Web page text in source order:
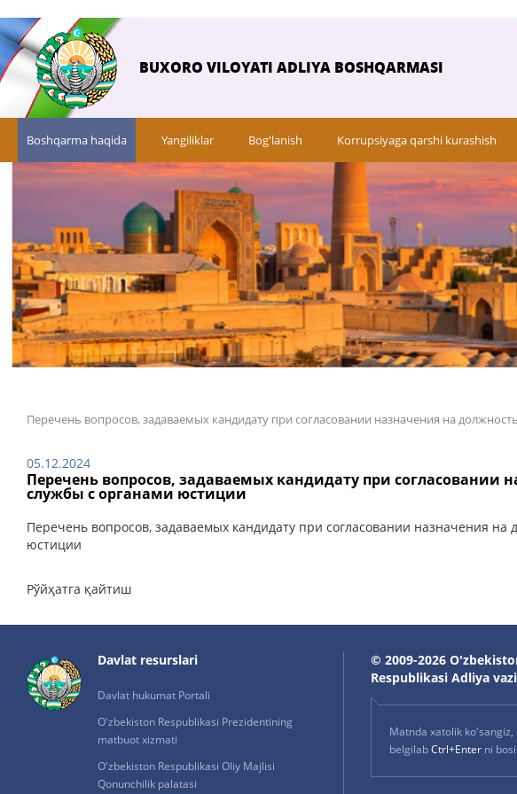
BUXORO VILOYATI ADLIYA BOSHQARMASI
Boshqarma haqida Yangiliklar Bog'lanish Korrupsiyaga qarshi kurashish
Перечень вопросов, задаваемых кандидату при согласовании назначения на
05.12.2024
Перечень вопросов, задаваемых кандидату при
службы с органами юстиции
Перечень вопросов, задаваемых кандидату при согласовании назначения
юстиции
Рўйҳатга қайтиш
Davlat resurslari
Davlat hukumat Portali
O'zbekiston Respublikasi Prezidentining
matbuot xizmati
O'zbekiston Respublikasi Oliy Majlisi
Qonunchilik palatasi
© 2009-2026
Respublikasi Adliya
Matnda xatolik ko'sangiz,
belgilabCtrl+Enterni